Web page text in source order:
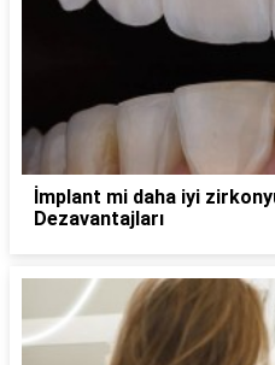
İmplant mi daha iyi
Dezavantajları